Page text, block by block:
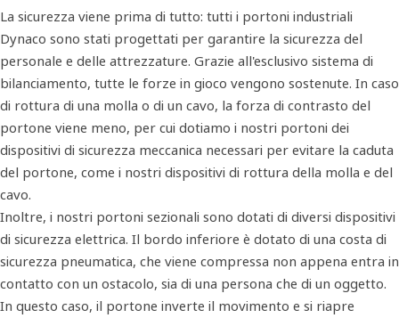
La sicurezza viene prima di tutto: tutti i portoni industriali
Dynaco sono stati progettati per garantire la sicurezza del
personale e delle attrezzature. Grazie all'esclusivo sistema di
bilanciamento, tutte le forze in gioco vengono sostenute. In caso
di rottura di una molla o di un cavo, la forza di contrasto del
portone viene meno, per cui dotiamo i nostri portoni dei
dispositivi di sicurezza meccanica necessari per evitare la caduta
del portone, come i nostri dispositivi di rottura della molla e del
cavo.
Inoltre, i nostri portoni sezionali sono dotati di diversi dispositivi
di sicurezza elettrica. Il bordo inferiore è dotato di una costa di
sicurezza pneumatica, che viene compressa non appena entra in
contatto con un ostacolo, sia di una persona che di un oggetto.
In questo caso, il portone inverte il movimento e si riapre